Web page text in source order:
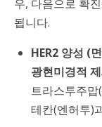
우, 다음으로 확
됩니다.
HER2 양성 (
광현미경적
트라스투주
테칸(엔허투)